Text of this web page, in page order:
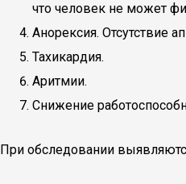
что человек не может
Анорексия. Отсутствие
Тахикардия.
Аритмии.
Снижение
При обследовании